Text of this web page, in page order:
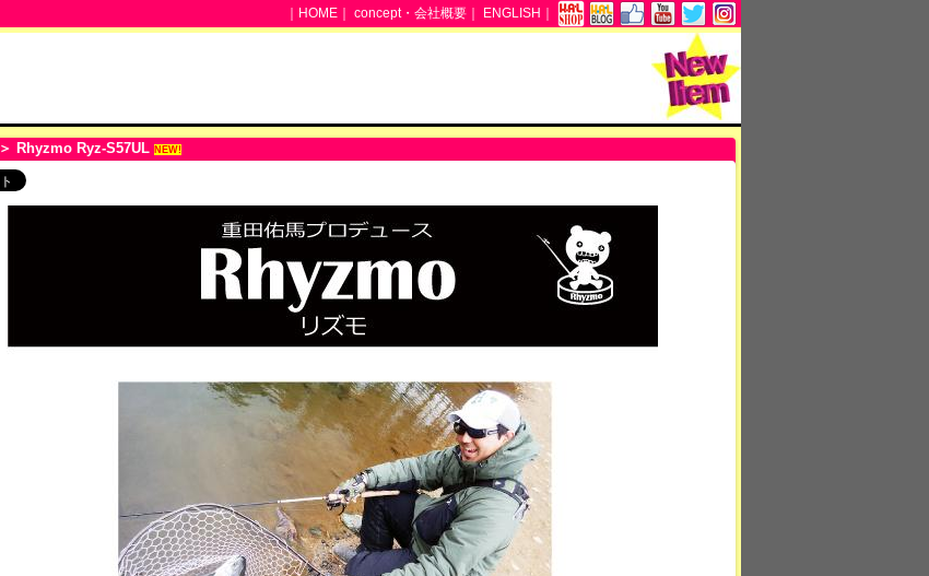
｜ HOME ｜ concept・会社概要 ｜ ENGLISH ｜
＞ Rhyzmo Ryz-S57UL NEW!